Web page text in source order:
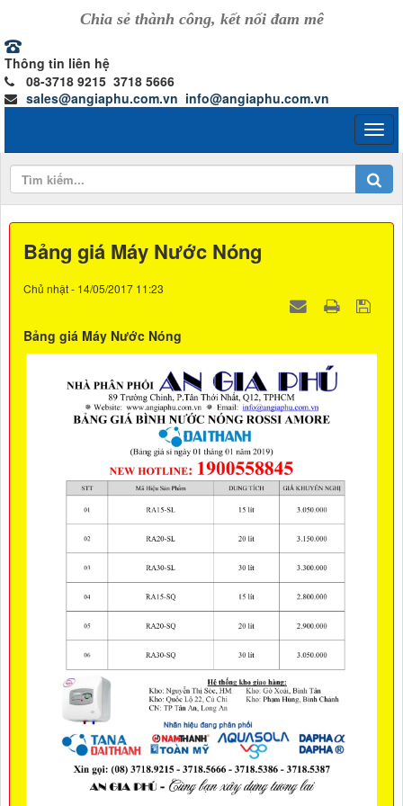
Chia sẻ thành công, kết nối đam mê
Thông tin liên hệ
08-3718 9215 3718 5666
sales@angiaphu.com.vn info@angiaphu.com.vn
Bảng giá Máy Nước Nóng
Chủ nhật - 14/05/2017 11:23
Bảng giá Máy Nước Nóng